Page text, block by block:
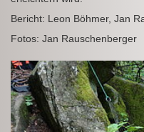
Bericht: Leon Böhmer, Jan
Fotos: Jan Rauschenberger